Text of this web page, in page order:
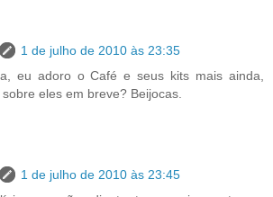
1 de julho de 2010 às 23:35
eu adoro o Café e seus kits mais ainda,
eles em breve? Beijocas.
1 de julho de 2010 às 23:45